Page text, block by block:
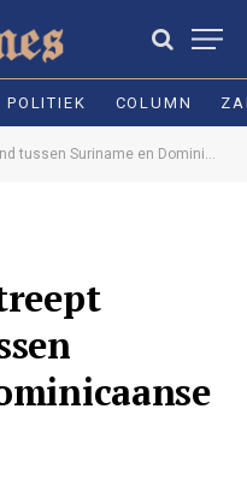
POLITIEK COLUMN
en Dominicaanse Republiek